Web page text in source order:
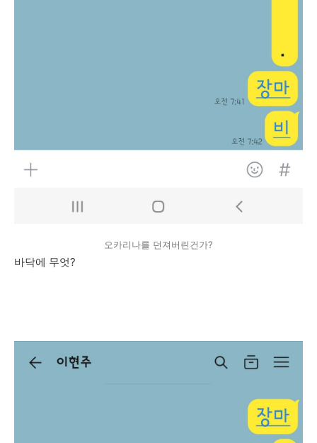
오카리나를 던져버린건가?
바닥에 무엇?